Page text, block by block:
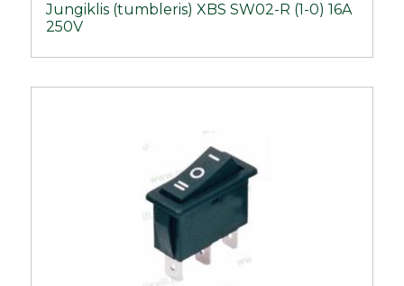
Jungiklis (tumbleris) XBS SW02-R (1-0) 16A
250V